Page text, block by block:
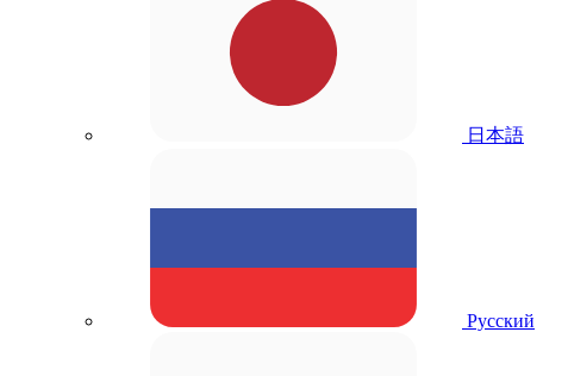
日本語
Русский